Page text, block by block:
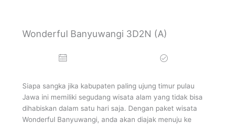
Wonderful Banyuwangi 3D2N (A)
Siapa sangka jika kabupaten paling ujung timur pulau
Jawa ini memiliki segudang wisata alam yang tidak bisa
dihabiskan dalam satu hari saja. Dengan paket wisata
Wonderful Banyuwangi, anda akan diajak menuju ke
Mancanegara